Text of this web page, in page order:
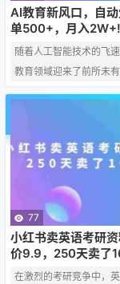
AI教育新风口，自
单500+，月入2W+!
随着人工智能技术的飞
教育领域迎来了前所未
口。在这个领域中，自
大的便利。本文将探讨
生成内容的潜力，以及它
从业者实现月入2W+的
AI教育自动生成内容的优
学习体验：AI技术可以
学习习惯和能力，自动生
们的学习内容，提供个
77
小红书卖英语考研
价9.9，250天卖了
在激烈的考研竞争中，